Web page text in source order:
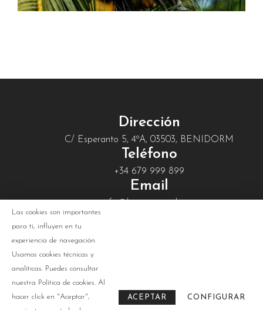
Dirección
C/ Esperanto 5, 4ºA, 03503, BENIDORM
Teléfono
+34 679 999 899
Email
Las cookies son importantes
para ti, influyen en tu
experiencia de navegación.
Usamos cookies técnicas y
analíticas. Puedes consultar
nuestra Política de cookies. Al
hacer click en "Aceptar",
ACEPTAR CONFIGURAR